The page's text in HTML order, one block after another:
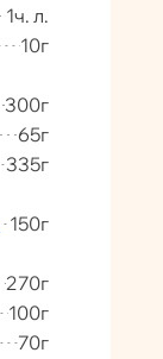
1ч. л.
10г
300г
65г
335г
150г
270г
100г
70г